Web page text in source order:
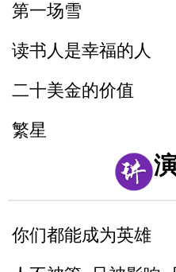
第一场雪
读书人是幸福的人
二十美金的价值
繁星
你们都能成为英雄